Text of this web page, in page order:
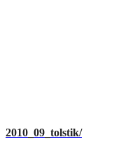
2010_09_tolstik/